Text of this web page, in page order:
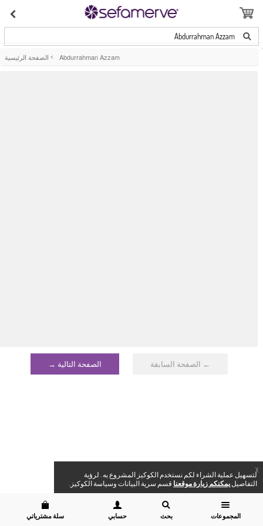
Xلتسهيل عملية الشراء لكم نستخدم الكوكيز المشروع به . لرؤية
التفاصيليمكنكم زيارة موقعنا قسم سرية البيانات وسياسة الكوكيز.
Abdurrahman Azzam
المجموعات بحث حسابي سلة مشترياتي
الصفحة الرئيسية > Abdurrahman Azzam
← الصفحة السابقة الصفحة التالية →